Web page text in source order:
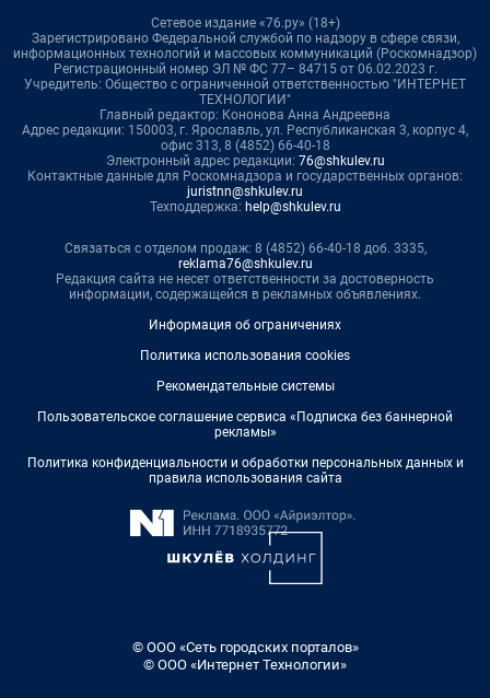
Сетевое издание «76.ру» (18+)
Зарегистрировано Федеральной службой по надзору в сфере связи,
информационных технологий и массовых коммуникаций (Роскомнадзор)
Регистрационный номер ЭЛ № ФС 77– 84715 от 06.02.2023 г.
Учредитель: Общество с ограниченной ответственностью "ИНТЕРНЕТ
ТЕХНОЛОГИИ"
Главный редактор: Кононова Анна Андреевна
Адрес редакции: 150003, г. Ярославль, ул. Республиканская 3, корпус 4,
офис 313, 8 (4852) 66-40-18
Электронный адрес редакции: 76@shkulev.ru
Контактные данные для Роскомнадзора и государственных органов:
juristnn@shkulev.ru
Техподдержка: help@shkulev.ru
Связаться с отделом продаж: 8 (4852) 66-40-18 доб. 3335,
reklama76@shkulev.ru
Редакция сайта не несет ответственности за достоверность
информации, содержащейся в рекламных объявлениях.
Информация об ограничениях
Политика использования cookies
Рекомендательные системы
Пользовательское соглашение сервиса «Подписка без баннерной
рекламы»
Политика конфиденциальности и обработки персональных данных и
правила использования сайта
© ООО «Сеть городских порталов»
© ООО «Интернет Технологии»